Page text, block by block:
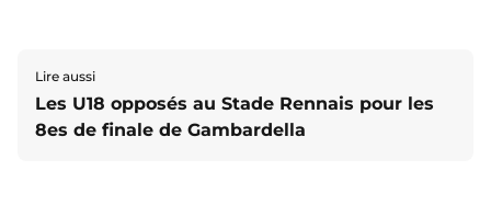
Lire aussi
Les U18 opposés au Stade Rennais pour les
8es de finale de Gambardella